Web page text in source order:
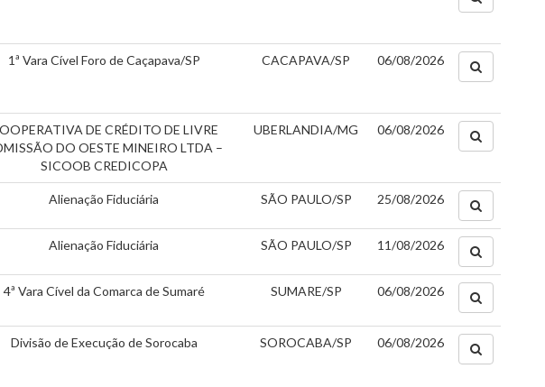
1ª Vara Cível Foro de Caçapava/SP CACAPAVA/SP 06/08/2026
DE CRÉDITO DE LIVRE
DO OESTE MINEIRO LTDA –
SICOOB CREDICOPA
UBERLANDIA/MG 06/08/2026
Alienação Fiduciária SÃO PAULO/SP 25/08/2026
Alienação Fiduciária SÃO PAULO/SP 11/08/2026
4ª Vara Cível da Comarca de Sumaré SUMARE/SP 06/08/2026
Divisão de Execução de Sorocaba SOROCABA/SP 06/08/2026